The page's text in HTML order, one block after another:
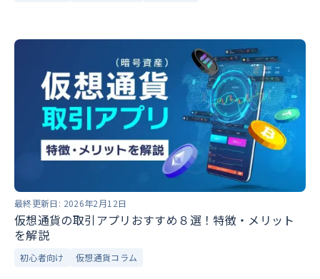
最終更新日: 2026年2月12日
仮想通貨の取引アプリおすすめ８選！特徴・メリット
を解説
初心者向け 仮想通貨コラム